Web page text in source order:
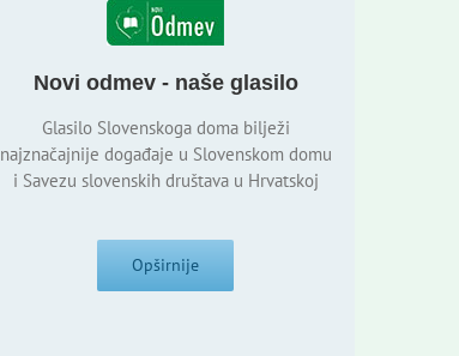
Novi odmev - naše glasilo
Glasilo Slovenskoga doma bilježi
najznačajnije događaje u Slovenskom domu
i Savezu slovenskih društava u Hrvatskoj
Opširnije